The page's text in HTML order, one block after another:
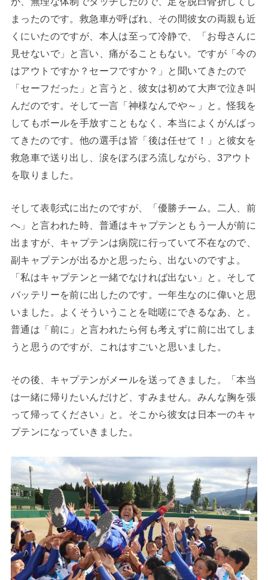
まったのです。救急車が呼ばれ、その間彼女の両親も近
くにいたのですが、本人は至って冷静で、「お母さんに
見せないで」と言い、痛がることもない。ですが「今の
はアウトですか？セーフですか？」と聞いてきたので
「セーフだった」と言うと、彼女は初めて大声で泣き叫
んだのです。そして一言「神様なんでや～」と。怪我を
してもボールを手放すこともなく、本当によくがんばっ
てきたのです。他の選手は皆「後は任せて！」と彼女を
救急車で送り出し、涙をぼろぼろ流しながら、3アウト
を取りました。
そして表彰式に出たのですが、「優勝チーム。二人、前
へ」と言われた時、普通はキャプテンともう一人が前に
出ますが、キャプテンは病院に行っていて不在なので、
副キャプテンが出るかと思ったら、出ないのですよ。
「私はキャプテンと一緒でなければ出ない」と。そして
バッテリーを前に出したのです。一年生なのに偉いと思
いました。よくそういうことを咄嗟にできるなあ、と。
普通は「前に」と言われたら何も考えずに前に出てしま
うと思うのですが、これはすごいと思いました。
その後、キャプテンがメールを送ってきました。「本当
は一緒に帰りたいんだけど、すみません。みんな胸を張
って帰ってください」と。そこから彼女は日本一のキャ
プテンになっていきました。